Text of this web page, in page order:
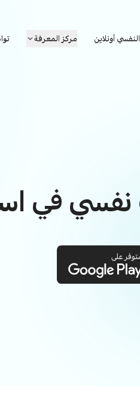
أونلاين مركز المعرفة
في